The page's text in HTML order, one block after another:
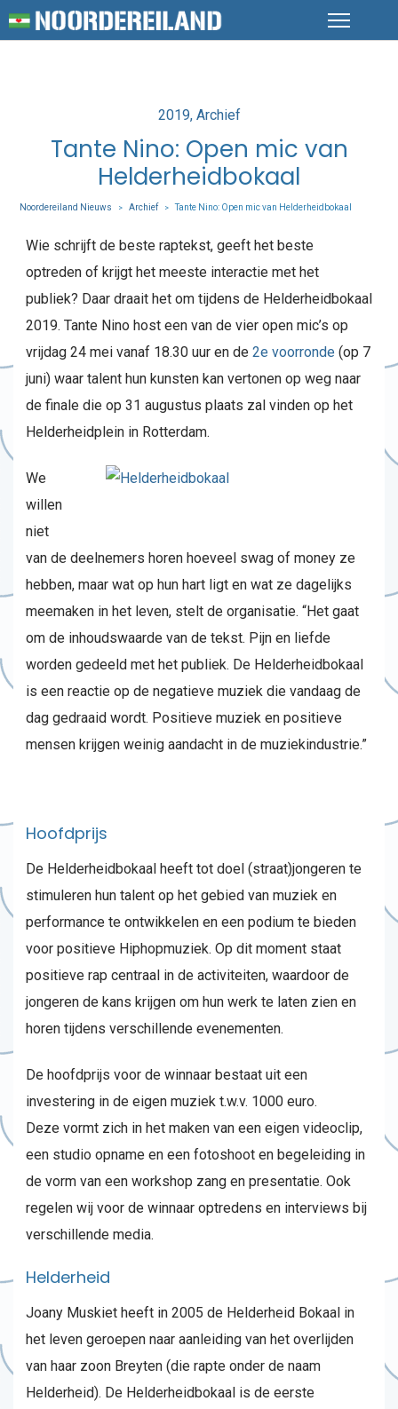
Posted
2019 Archief
Tante Nino: Open mic van
Helderheidbokaal
Noordereiland Nieuws > Archief > Tante Nino: Open mic van Helderheidbokaal
Wie schrijft de beste raptekst, geeft het beste
optreden of krijgt het meeste interactie met het
publiek? Daar draait het om tijdens de Helderheidbokaal
2019. Tante Nino host een van de vier open mic’s op
vrijdag 24 mei vanaf 18.30 uur en de 2e voorronde (op 7
juni) waar talent hun kunsten kan vertonen op weg naar
de finale die op 31 augustus plaats zal vinden op het
Helderheidplein in Rotterdam.
We
willen
niet
van de deelnemers horen hoeveel swag of money ze
hebben, maar wat op hun hart ligt en wat ze dagelijks
meemaken in het leven, stelt de organisatie. “Het gaat
om de inhoudswaarde van de tekst. Pijn en liefde
worden gedeeld met het publiek. De Helderheidbokaal
is een reactie op de negatieve muziek die vandaag de
dag gedraaid wordt. Positieve muziek en positieve
mensen krijgen weinig aandacht in de muziekindustrie.”
Hoofdprijs
De Helderheidbokaal heeft tot doel (straat)jongeren te
stimuleren hun talent op het gebied van muziek en
performance te ontwikkelen en een podium te bieden
voor positieve Hiphopmuziek. Op dit moment staat
positieve rap centraal in de activiteiten, waardoor de
jongeren de kans krijgen om hun werk te laten zien en
horen tijdens verschillende evenementen.
De hoofdprijs voor de winnaar bestaat uit een
investering in de eigen muziek t.w.v. 1000 euro.
Deze vormt zich in het maken van een eigen videoclip,
een studio opname en een fotoshoot en begeleiding in
de vorm van een workshop zang en presentatie. Ook
regelen wij voor de winnaar optredens en interviews bij
verschillende media.
Helderheid
Joany Muskiet heeft in 2005 de Helderheid Bokaal in
het leven geroepen naar aanleiding van het overlijden
van haar zoon Breyten (die rapte onder de naam
Helderheid). De Helderheidbokaal is de eerste